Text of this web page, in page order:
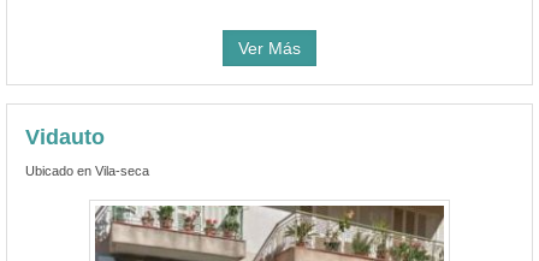
Ver Más
Vidauto
Ubicado en Vila-seca